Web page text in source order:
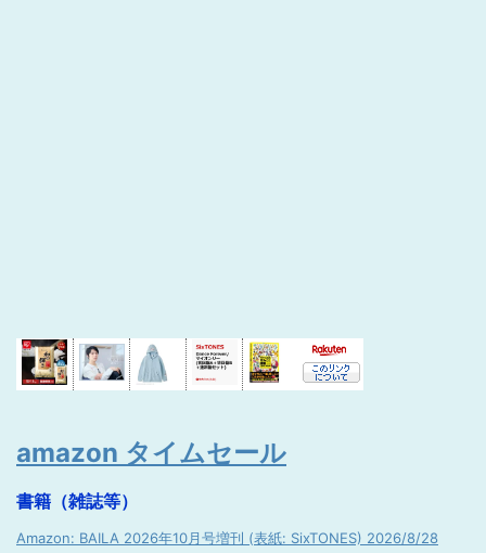
amazon タイムセール
書籍（雑誌等）
Amazon: BAILA 2026年10月号増刊 (表紙: SixTONES) 2026/8/28